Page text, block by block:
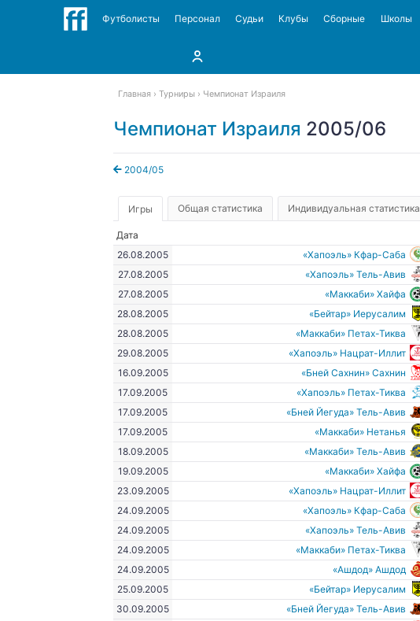
Футболисты Персонал Судьи Клубы Сборные Школы
Главная Турниры Чемпионат Израиля
Чемпионат Израиля 2005/06
2004/05
Игры Общая статистика Индивидуальная статистика
Дата
26.08.2005
«Хапоэль» Кфар-Саба
27.08.2005
«Хапоэль» Тель-Авив
27.08.2005
«Маккаби» Хайфа
28.08.2005
«Бейтар» Иерусалим
28.08.2005
«Маккаби» Петах-Тиква
29.08.2005
«Хапоэль» Нацрат-Иллит
16.09.2005
«Бней Сахнин» Сахнин
17.09.2005
«Хапоэль» Петах-Тиква
17.09.2005
«Бней Йегуда» Тель-Авив
17.09.2005
«Маккаби» Нетанья
18.09.2005
«Маккаби» Тель-Авив
19.09.2005
«Маккаби» Хайфа
23.09.2005
«Хапоэль» Нацрат-Иллит
24.09.2005
«Хапоэль» Кфар-Саба
24.09.2005
«Хапоэль» Тель-Авив
24.09.2005
«Маккаби» Петах-Тиква
24.09.2005
«Ашдод» Ашдод
25.09.2005
«Бейтар» Иерусалим
30.09.2005
«Бней Йегуда» Тель-Авив